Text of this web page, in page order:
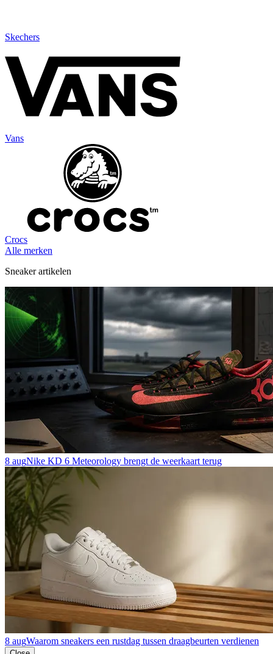
Skechers
Vans
Crocs
Alle merken
Sneaker artikelen
8 augNike KD 6 Meteorology brengt de weerkaart terug
8 augWaarom sneakers een rustdag tussen draagbeurten verdienen